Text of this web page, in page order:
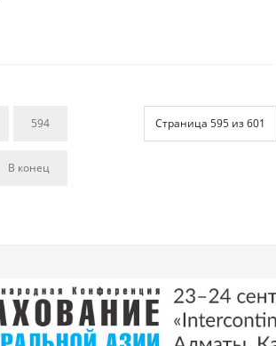
Страница 595 из 601
594
В конец